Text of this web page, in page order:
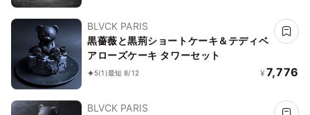
BLVCK PARIS
黒薔薇と黒荊ショートケーキ＆テディベ
アローズケーキ タワーセット
5(1)最短 8/12 ¥ 7,776
BLVCK PARIS